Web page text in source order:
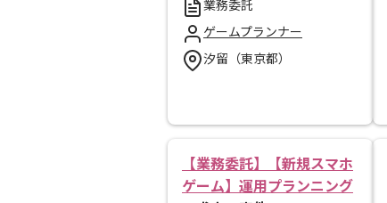
業務委託
ゲームプランナー
汐留（東京都）
【業務委託】【新規スマホ
ゲーム】運用プランニング